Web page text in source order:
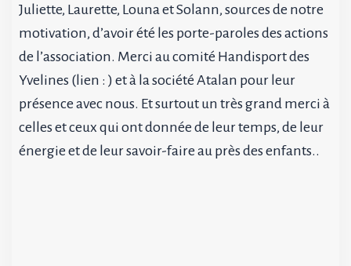
Juliette, Laurette, Louna et Solann, sources de notre
motivation, d’avoir été les porte-paroles des actions
de l’association. Merci au comité Handisport des
Yvelines (lien : ) et à la société Atalan pour leur
présence avec nous. Et surtout un très grand merci à
celles et ceux qui ont donnée de leur temps, de leur
énergie et de leur savoir-faire au près des enfants..